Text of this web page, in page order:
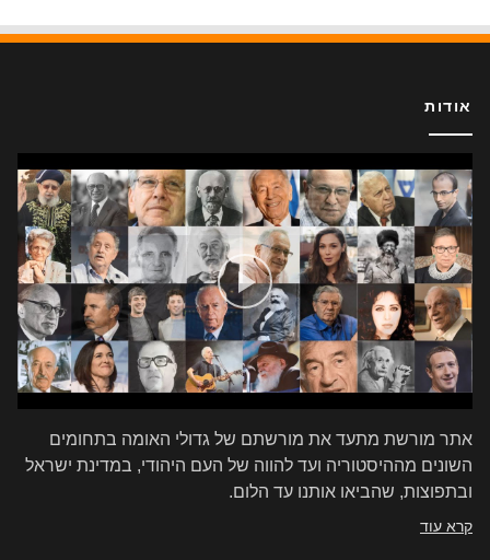
אודות
אתר מורשת מתעד את מורשתם של גדולי האומה בתחומים
השונים מההיסטוריה ועד להווה של העם היהודי, במדינת ישראל
ובתפוצות, שהביאו אותנו עד הלום.
קרא עוד